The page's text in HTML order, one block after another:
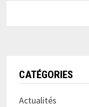
CATÉGORIES
Actualités